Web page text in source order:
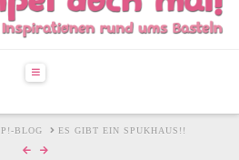
Navigation
BLOG ES GIBT EIN SPUKHAUS!!